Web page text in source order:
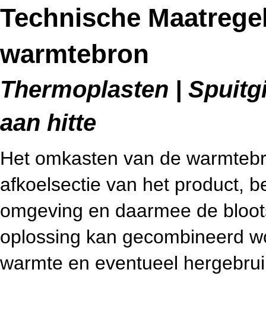
Technische
warmtebron
Thermoplasten |
aan hitte
Het omkasten van de
afkoelsectie van het product,
omgeving en daarmee de
oplossing kan gecombineerd
warmte en eventueel